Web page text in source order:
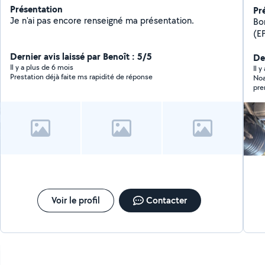
Présentation
Je n'ai pas encore renseigné ma présentation.
Dernier avis laissé par Benoît : 5/5
Il y a plus de 6 mois
Prestation déjà faite ms rapidité de réponse
Voir le profil Contacter
Il y